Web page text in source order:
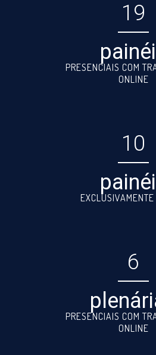
19
PRESENCIAIS COM
ONLINE
10
6
PRESENCIAIS COM
ONLINE